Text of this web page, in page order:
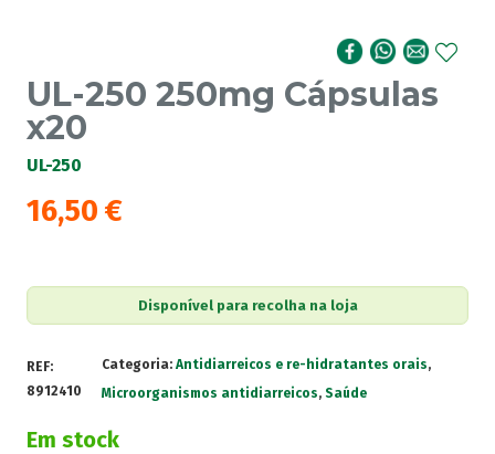
UL-250 250mg Cápsulas
x20
UL-250
16,50 €
Disponível para recolha na loja
REF:
8912410
Categoria: Antidiarreicos e re-hidratantes orais,
Microorganismos antidiarreicos, Saúde
Em stock